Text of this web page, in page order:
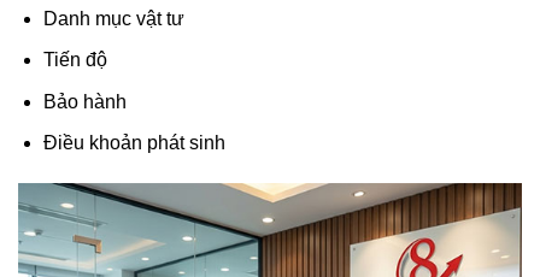
Danh mục vật tư
Tiến độ
Bảo hành
Điều khoản phát sinh